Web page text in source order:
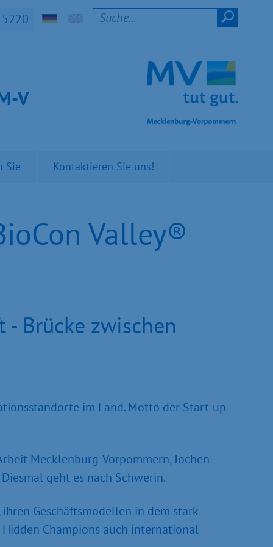
V
Sie Kontaktieren Sie uns!
Valley®
Brücke zwischen
im Land. Motto der Start-up-
Mecklenburg-Vorpommern, Jochen
geht es nach Schwerin.
Geschäfts­modellen in dem stark
Champions auch international